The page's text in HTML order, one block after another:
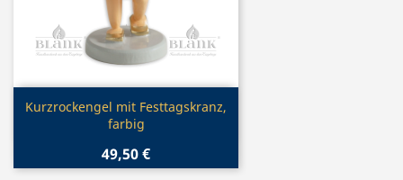
Vorschau
Kurzrockengel mit Festtagskranz,
farbig
49,50 €